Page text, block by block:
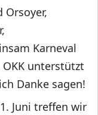
Orsoyer,
Karneval
unterstützt
Danke sagen!
Juni treffen wir